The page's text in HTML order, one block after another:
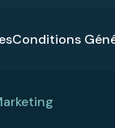
Conditions